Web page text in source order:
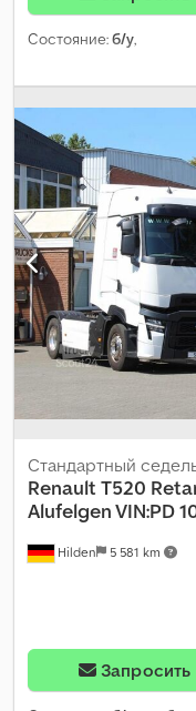
Состояние:б/у,
Hilden 5 581 km
Стандартный
Renault T520
Alufelgen VIN:PD
Запросить